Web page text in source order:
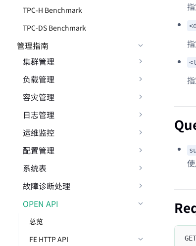
TPC-H Benchmark
TPC-DS Benchmark
管理指南
集群管理
负载管理
容灾管理
日志管理
运维监控
配置管理
系统表
故障诊断处理
OPEN API
总览
FE HTTP API